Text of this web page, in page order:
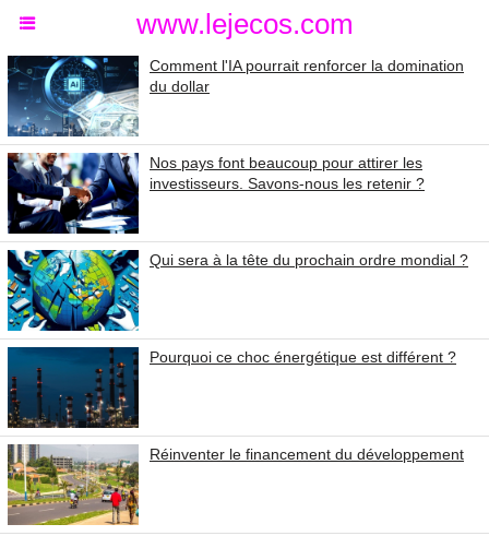
www.lejecos.com
Comment l'IA pourrait renforcer la domination
du dollar
Nos pays font beaucoup pour attirer les
investisseurs. Savons-nous les retenir ?
Qui sera à la tête du prochain ordre mondial ?
Pourquoi ce choc énergétique est différent ?
Réinventer le financement du développement